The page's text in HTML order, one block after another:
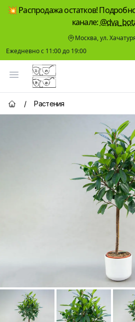
💥 Распродажа остатков!
канале:
Москва, ул.
Ежедневно с 11:00 до 19:00
Открыть меню
Два Ботаника
Главная страница
/ Растения